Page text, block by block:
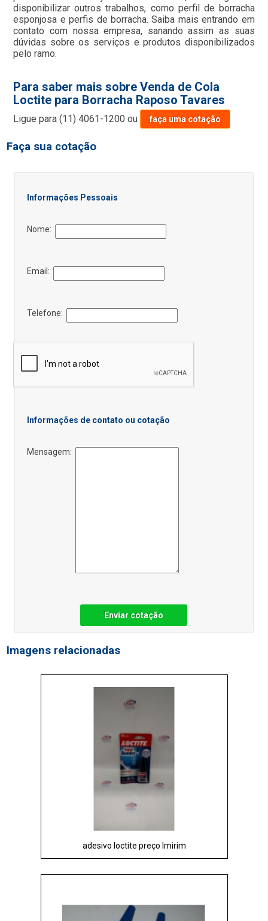
disponibilizar outros trabalhos, como perfil de borracha
esponjosa e perfis de borracha. Saiba mais entrando em
contato com nossa empresa, sanando assim as suas
dúvidas sobre os serviços e produtos disponibilizados
pelo ramo.
Para saber mais sobre Venda de Cola
Loctite para Borracha Raposo Tavares
Ligue para(11) 4061-1200 ou faça uma cotação
Faça sua cotação
Informações Pessoais
Nome:
Email:
Telefone:
Informações de contato ou cotação
Mensagem:
Enviar cotação
Imagens relacionadas
adesivo loctite preço Imirim